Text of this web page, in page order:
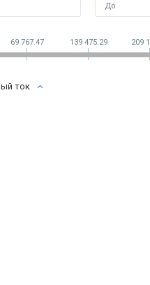
69 767.47 139 475.29 209
ток